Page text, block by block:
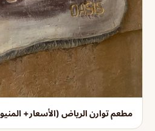
مطعم توارن الرياض (الأسعار+